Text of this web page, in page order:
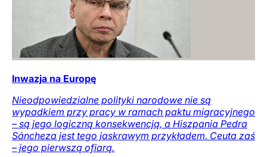
Inwazja na Europę
Nieodpowiedzialne polityki narodowe nie są
wypadkiem przy pracy w ramach paktu migracyjnego
– są jego logiczną konsekwencją, a Hiszpania Pedra
Sáncheza jest tego jaskrawym przykładem. Ceuta zaś
– jego pierwszą ofiarą.